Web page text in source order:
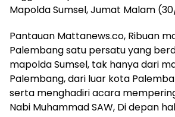
Mapolda Sumsel, Jumat Malam
Pantauan Mattanews.co, Ribuan
Palembang satu persatu yang
mapolda Sumsel, tak hanya dari
Palembang, dari luar kota
serta menghadiri acara
Nabi Muhammad SAW, Di depan